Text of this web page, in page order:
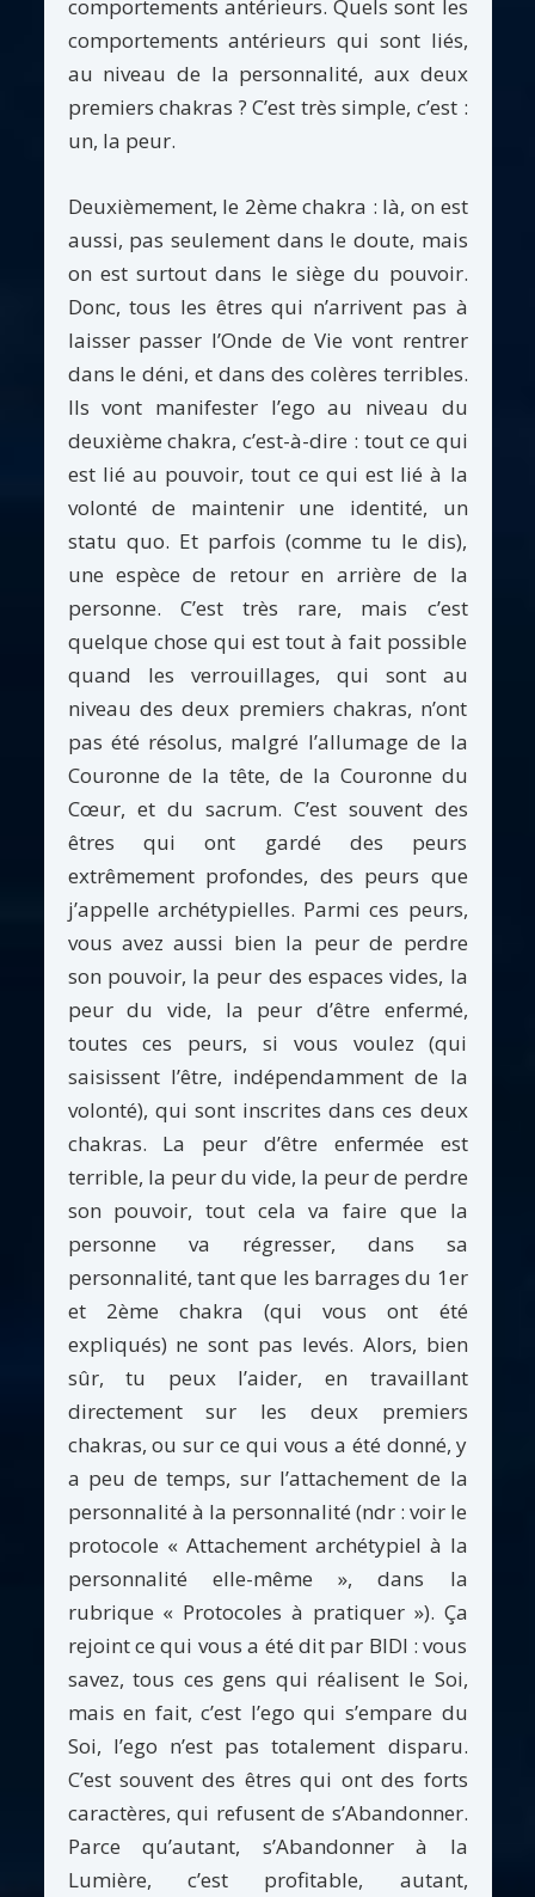
comportements antérieurs. Quels sont les
comportements antérieurs qui sont liés,
au niveau de la personnalité, aux deux
premiers chakras ? C’est très simple, c’est :
un, la peur.
Deuxièmement, le 2ème chakra : là, on est
aussi, pas seulement dans le doute, mais
on est surtout dans le siège du pouvoir.
Donc, tous les êtres qui n’arrivent pas à
laisser passer l’Onde de Vie vont rentrer
dans le déni, et dans des colères terribles.
Ils vont manifester l’ego au niveau du
deuxième chakra, c’est-à-dire : tout ce qui
est lié au pouvoir, tout ce qui est lié à la
volonté de maintenir une identité, un
statu quo. Et parfois (comme tu le dis),
une espèce de retour en arrière de la
personne. C’est très rare, mais c’est
quelque chose qui est tout à fait possible
quand les verrouillages, qui sont au
niveau des deux premiers chakras, n’ont
pas été résolus, malgré l’allumage de la
Couronne de la tête, de la Couronne du
Cœur, et du sacrum. C’est souvent des
êtres qui ont gardé des peurs
extrêmement profondes, des peurs que
j’appelle archétypielles. Parmi ces peurs,
vous avez aussi bien la peur de perdre
son pouvoir, la peur des espaces vides, la
peur du vide, la peur d’être enfermé,
toutes ces peurs, si vous voulez (qui
saisissent l’être, indépendamment de la
volonté), qui sont inscrites dans ces deux
chakras. La peur d’être enfermée est
terrible, la peur du vide, la peur de perdre
son pouvoir, tout cela va faire que la
personne va régresser, dans sa
personnalité, tant que les barrages du 1er
et 2ème chakra (qui vous ont été
expliqués) ne sont pas levés. Alors, bien
sûr, tu peux l’aider, en travaillant
directement sur les deux premiers
chakras, ou sur ce qui vous a été donné, y
a peu de temps, sur l’attachement de la
personnalité à la personnalité (ndr : voir le
protocole « Attachement archétypiel à la
personnalité elle-même », dans la
rubrique « Protocoles à pratiquer »). Ça
rejoint ce qui vous a été dit par BIDI : vous
savez, tous ces gens qui réalisent le Soi,
mais en fait, c’est l’ego qui s’empare du
Soi, l’ego n’est pas totalement disparu.
C’est souvent des êtres qui ont des forts
caractères, qui refusent de s’Abandonner.
Parce qu’autant, s’Abandonner à la
Lumière, c’est profitable, autant,